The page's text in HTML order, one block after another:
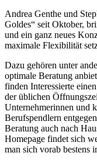
Andrea Genthe und
Goldes“ seit Oktober,
und ein ganz neues
maximale Flexibilität
Dazu gehören unter
optimale Beratung
finden Interessierte
der üblichen
Unternehmerinnen und
Berufspendlern
Beratung auch nach
Homepage findet sich
man sich vorab bestens